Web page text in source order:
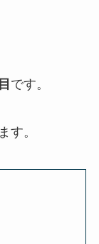
です。
す。